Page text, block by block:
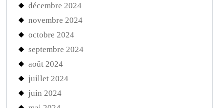
décembre 2024
novembre 2024
octobre 2024
septembre 2024
août 2024
juillet 2024
juin 2024